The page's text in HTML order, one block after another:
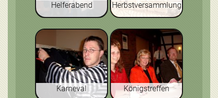
Helferabend Herbstversammlung
Karneval Königstreffen